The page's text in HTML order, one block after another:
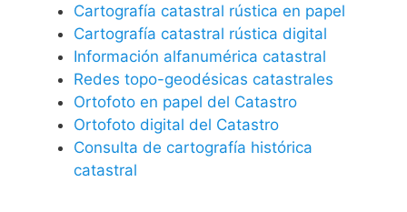
Cartografía catastral rústica en papel
Cartografía catastral rústica digital
Información alfanumérica catastral
Redes topo-geodésicas catastrales
Ortofoto en papel del Catastro
Ortofoto digital del Catastro
Consulta de cartografía histórica
catastral